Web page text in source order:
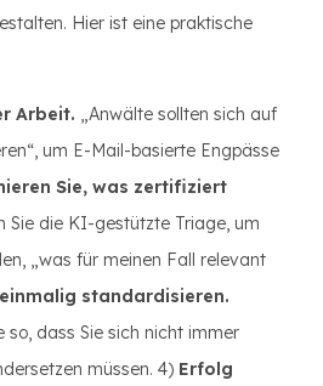
Hier ist eine praktische
Arbeit. „Anwälte sollten sich auf
um E-Mail-basierte Engpässe
Sie, was zertifiziert
Sie die KI-gestützte Triage, um
„was für meinen Fall relevant
standardisieren.
so, dass Sie sich nicht immer
müssen. 4) Erfolg